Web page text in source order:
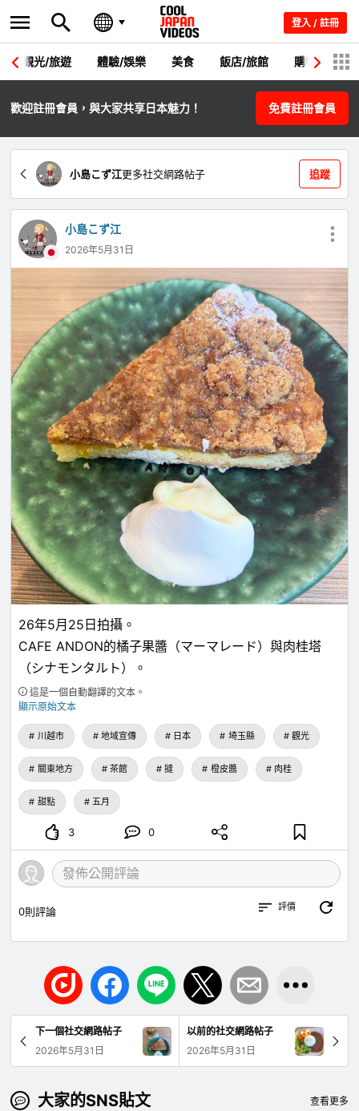
登入 / 註冊
觀光/旅遊 體驗/娛樂 美食 飯店/旅館 購物 節
歡迎註冊會員，與大家共享日本魅力！ 免費註冊會員
小島こず江更多社交網路帖子 追蹤
小島こず江
2026年5月31日
26年5月25日拍攝。
CAFE ANDON的橘子果醬（マーマレード）與肉桂塔
（シナモンタルト）。
這是一個自動翻譯的文本。
顯示原始文本
川越市 地域宣傳 日本 埼玉縣 觀光
關東地方 茶館 撻 橙皮醬 肉桂
甜點 五月
3 0
0則評論 評價
下一個社交網路帖子
2026年5月31日
以前的社交網路帖子
2026年5月31日
大家的SNS貼文 查看更多